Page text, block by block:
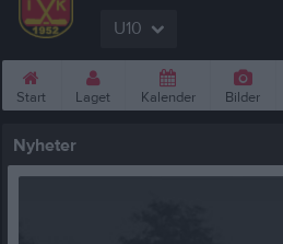
U10
Start Laget Kalender Bilder
Nyheter